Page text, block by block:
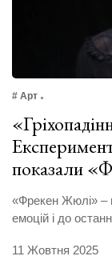
# Арт
показали
«Фрекен Жюлі» –
емоцій і до
11 Жовтня 2025